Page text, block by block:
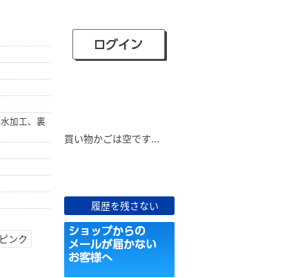
加工、裏
ピンク
買い物かごは空です...
履歴を残さない